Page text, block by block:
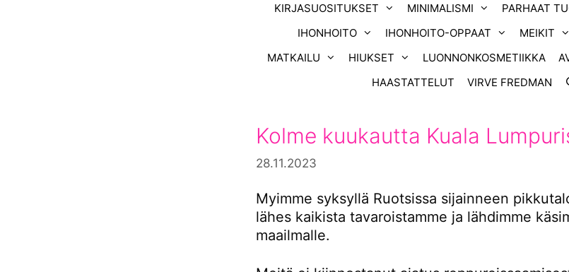
KIRJASUOSITUKSET MINIMALISMI PARHAAT
IHONHOITO
IHONHOITO-OPPAAT MEIKIT
MATKAILU
HIUKSET LUONNONKOSMETIIKKA
HAASTATTELUT
VIRVE FREDMAN
Kolme kuukautta Kuala
28.11.2023
Myimme syksyllä Ruotsissa sijainneen
lähes kaikista tavaroistamme ja lähdimme
maailmalle.